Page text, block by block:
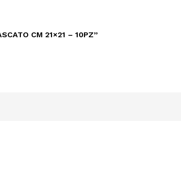
CM 21×21 – 10PZ”